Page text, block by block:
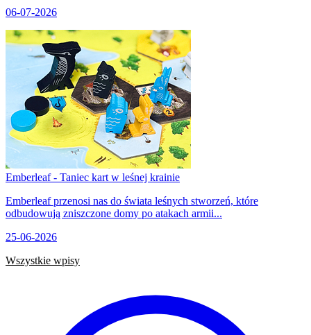
06-07-2026
Emberleaf - Taniec kart w leśnej krainie
Emberleaf przenosi nas do świata leśnych stworzeń, które
odbudowują zniszczone domy po atakach armii...
25-06-2026
Wszystkie wpisy